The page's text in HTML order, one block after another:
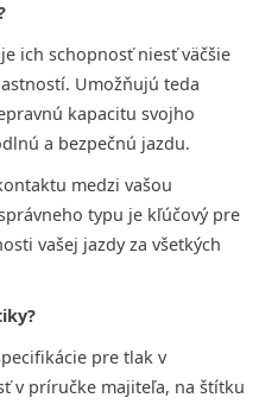
ich schopnosť niesť väčšie
Umožňujú teda
kapacitu svojho
a bezpečnú jazdu.
medzi vašou
typu je kľúčový pre
vašej jazdy za všetkých
pre tlak v
v príručke majiteľa, na štítku